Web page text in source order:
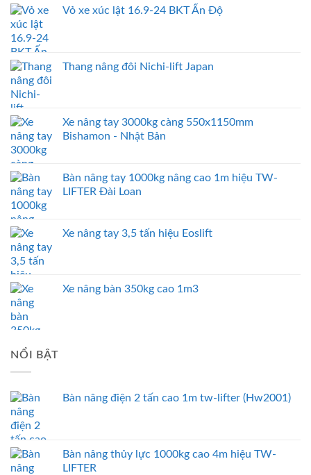
Vỏ xe xúc lật 16.9-24 BKT Ấn Độ
Thang nâng đôi Nichi-lift Japan
Xe nâng tay 3000kg càng 550x1150mm
Bishamon - Nhật Bản
Bàn nâng tay 1000kg nâng cao 1m hiệu TW-
LIFTER Đài Loan
Xe nâng tay 3,5 tấn hiệu Eoslift
Xe nâng bàn 350kg cao 1m3
NỔI BẬT
Bàn nâng điện 2 tấn cao 1m tw-lifter (Hw2001)
Bàn nâng thủy lực 1000kg cao 4m hiệu TW-
LIFTER